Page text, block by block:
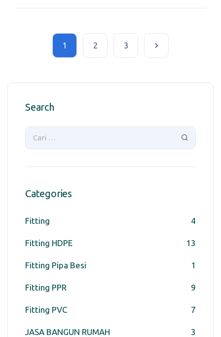
1 2 3
Search
Categories
Fitting 4
Fitting HDPE 13
Fitting Pipa Besi 1
Fitting PPR 9
Fitting PVC 7
JASA BANGUN RUMAH 3